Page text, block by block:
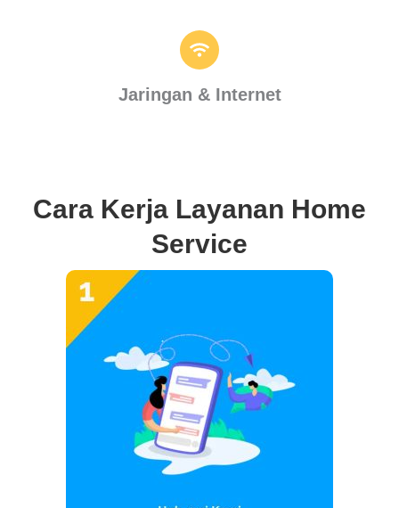
Jaringan & Internet
Cara Kerja Layanan Home
Service